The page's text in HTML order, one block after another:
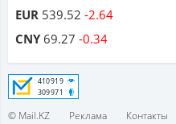
EUR 539.52 -2.64
CNY69.27 -0.34
© Mail.KZ Реклама Контакты